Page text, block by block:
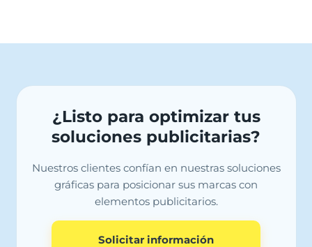
¿Listo para optimizar tus
soluciones publicitarias?
Nuestros clientes confían en nuestras soluciones
gráficas para posicionar sus marcas con
elementos publicitarios.
Solicitar información